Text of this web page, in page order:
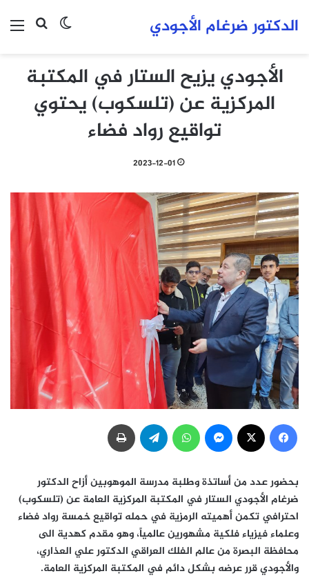
بحثالوضع الدكتور ضرغام الأجودي
الأجودي يزيح الستار في المكتبة
المركزية عن (تلسكوب) يحتوي
تواقيع رواد فضاء
2023-12-01
فيسبوك ماسنجر واتساب تيلقرام
بحضور عدد من أساتذة وطلبة مدرسة الموهوبين أزاح الدكتور
ضرغام الأجودي الستار في المكتبة المركزية العامة عن (تلسكوب)
احترافي تكمن أهميته الرمزية في حمله تواقيع خمسة رواد فضاء
وعلماء فيزياء فلكية مشهورين عالمياً، وهو مقدم كهدية الى
محافظة البصرة من عالم الفلك العراقي الدكتور علي العذاري،
والأجودي قرر عرضه بشكل دائم في المكتبة المركزية العامة.